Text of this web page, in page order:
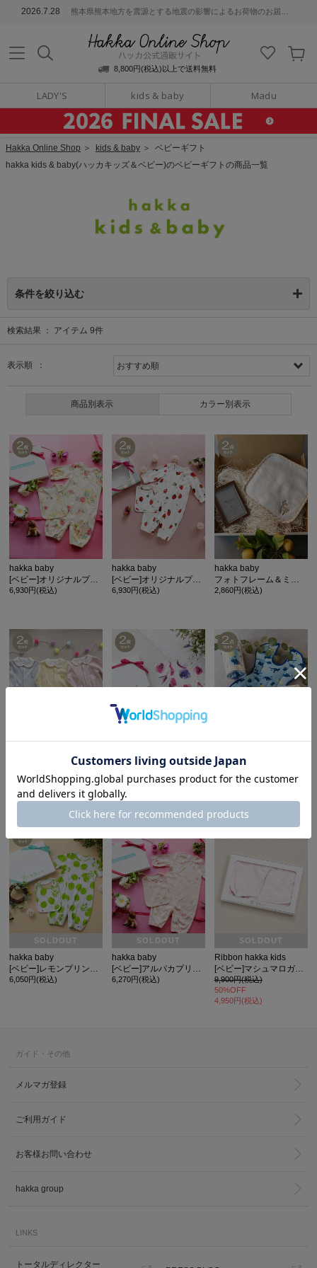
2026.7.28 熊本県熊本地方を震源とする地震の影響によるお荷物のお届けについて
8,800円(税込)以上で送料無料
LADY'S kids & baby Madu
通販サイト
Hakka Online Shop ＞ kids & baby ＞ ベビーギフト
hakka kids & baby(ハッカキッズ＆ベビー)のベビーギフトの商品一覧
条件を絞り込む
検索結果 ： アイテム 9件
表示順 ：
商品別表示 カラー別表示
hakka baby
[ベビー]オリジナルプリント長袖2WAYカバーオール&スタイセット(ギフトボックスラッピング)
6,930円(税込)
hakka baby
[ベビー]オリジナルプリント長袖2WAYカバーオール&スタイセット(ギフトボックスラッピング)
6,930円(税込)
hakka baby
フォトフレーム＆ミニタオルセット(ギフトボックスラッピング)
2,860円(税込)
4,950円(税込)
hakka baby
[ベビー]オリジナルプリント半袖2WAYカバーオール&スタイセット(ギフトボックスラッピング)
6,600円(税込)
hakka baby
5,830円(税込)
SOLDOUT
hakka baby
6,050円(税込)
SOLDOUT
hakka baby
6,270円(税込)
SOLDOUT
Ribbon hakka kids
[ベビー]マシュマロガーゼクラウンドット3点セット(ギフトボックス入り)
9,900円(税込)
50%OFF
4,950円(税込)
ガイド・その他
メルマガ登録
ご利用ガイド
お客様お問い合わせ
hakka group
LINKS
トータルディレクター